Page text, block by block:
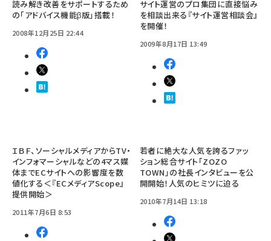
読み解き改善をサポートするため
の「アドバイス機能β版」搭載！
2008年12月25日 22:44
サイト運営のプロ集団に直接悩み
を相談出来る『サイト運営相談会』
を開催！
2009年8月17日 13:49
ＩＢＦ、ソーシャルメディアからTV・
インフォマーシャルなどの4マス媒
体までECサイトへの影響度を数
値化する＜『ECメディアScope』
提供開始＞
2011年7月6日 8:53
若者に絶大な人気を誇るファッ
ション総合サイト「ZOZO
TOWN」の社長インタビューを公
開開始！人気のヒミツに迫る
2010年7月14日 13:18